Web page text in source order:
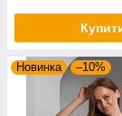
Новинка –10%